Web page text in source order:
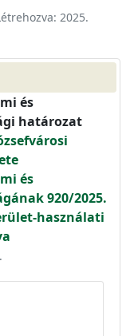
2025.
és
határozat
és
920/2025.
használati